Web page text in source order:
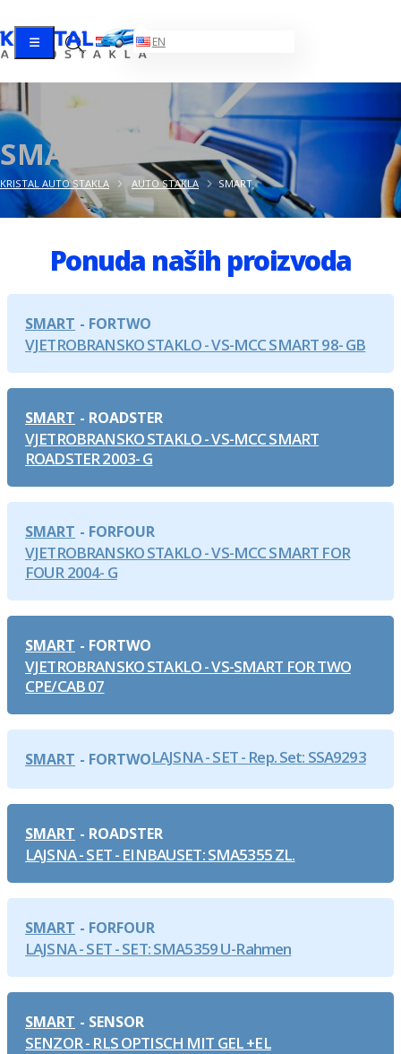
HR EN
SMART
KRISTAL AUTO STAKLA AUTO STAKLA SMART
Ponuda naših proizvoda
SMART
VJETROBRANSKO STAKLO - VS-MCC SMART 98- GB
FORTWO
SMART
VJETROBRANSKO STAKLO - VS-MCC SMART
ROADSTER 2003- G
ROADSTER
SMART
VJETROBRANSKO STAKLO - VS-MCC SMART FOR
FOUR 2004- G
FORFOUR
SMART
VJETROBRANSKO STAKLO - VS-SMART FOR TWO
CPE/CAB 07
FORTWO
SMART LAJSNA - SET - Rep. Set: SSA9293
FORTWO
SMART
LAJSNA - SET - EINBAUSET: SMA5355 ZL.
ROADSTER
SMART
LAJSNA - SET - SET: SMA5359 U-Rahmen
FORFOUR
SMART
SENZOR - RLS OPTISCH MIT GEL +EL
SENSOR